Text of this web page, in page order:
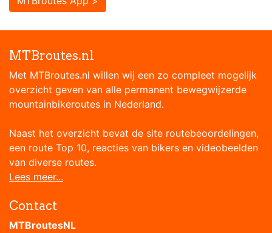
MTBroutes.nl
Met MTBroutes.nl willen wij een zo compleet mogelijk
overzicht geven van alle permanent bewegwijzerde
mountainbikeroutes in Nederland.
Naast het overzicht bevat de site routebeoordelingen,
een route Top 10, reacties van bikers en videobeelden
van diverse routes.
Lees meer...
Contact
MTBroutesNL